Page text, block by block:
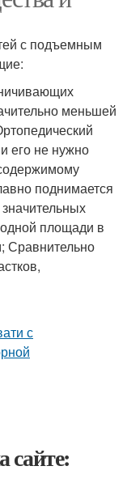
с подъемным
меньшей
его не нужно
поднимается
площади в
Сравнительно
сайте: